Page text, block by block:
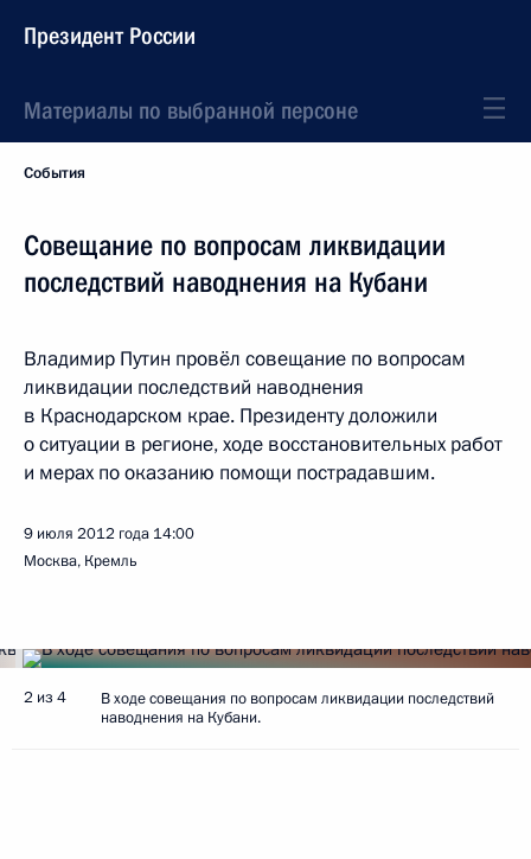
Президент России
Материалы по выбранной персоне
События
Совещание по вопросам ликвидации
последствий наводнения на Кубани
Владимир Путин провёл совещание по вопросам
ликвидации последствий наводнения
в Краснодарском крае. Президенту доложили
о ситуации в регионе, ходе восстановительных работ
и мерах по оказанию помощи пострадавшим.
9 июля 2012 года 14:00
Москва, Кремль
2 из 4
В ходе совещания по вопросам ликвидации последствий
наводнения на Кубани.